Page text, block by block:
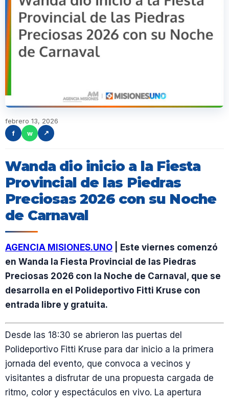
febrero 13, 2026
f
w ↗
Wanda dio inicio a la Fiesta
Provincial de las Piedras
Preciosas 2026 con su Noche
de Carnaval
AGENCIA MISIONES.UNO | Este viernes comenzó
en Wanda la Fiesta Provincial de las Piedras
Preciosas 2026 con la Noche de Carnaval, que se
desarrolla en el Polideportivo Fitti Kruse con
entrada libre y gratuita.
Desde las 18:30 se abrieron las puertas del
Polideportivo Fitti Kruse para dar inicio a la primera
jornada del evento, que convoca a vecinos y
visitantes a disfrutar de una propuesta cargada de
ritmo, color y espectáculos en vivo. La apertura